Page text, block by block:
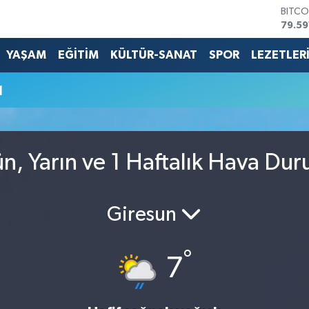
YAŞAM EĞİTİM KÜLTÜR-SANAT SPOR
Yarın ve 1 Haftalık Hava
Giresun
7°